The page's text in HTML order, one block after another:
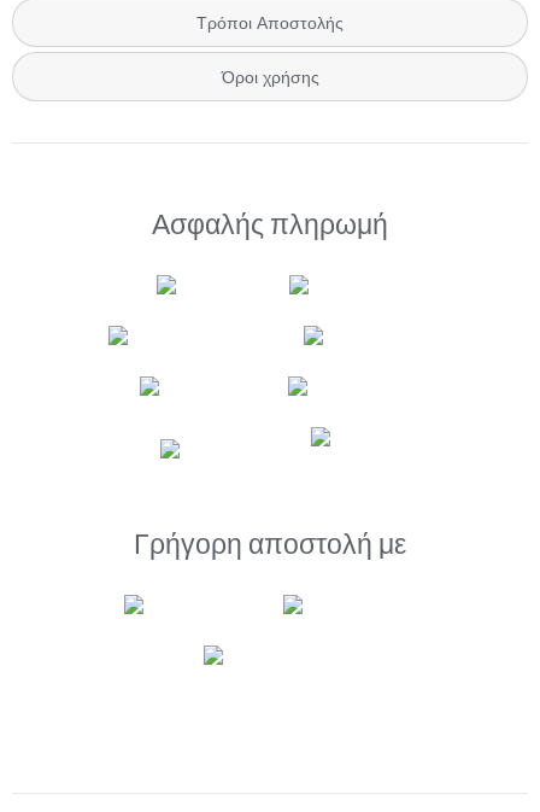
Τρόποι Αποστολής
Όροι χρήσης
Ασφαλής πληρωμή
Γρήγορη αποστολή με